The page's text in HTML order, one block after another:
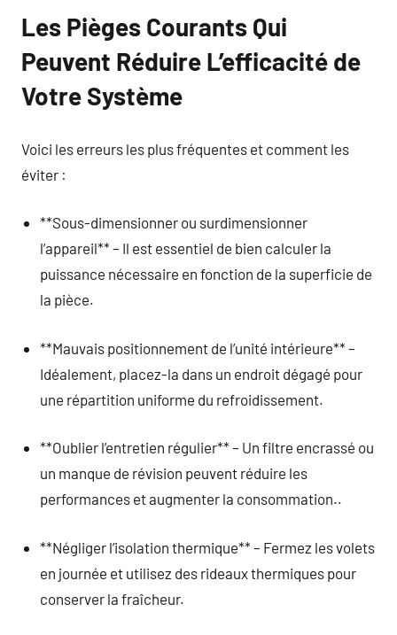
Les Pièges Courants Qui
Peuvent Réduire L’efficacité de
Votre Système
Voici les erreurs les plus fréquentes et comment les
éviter :
**Sous-dimensionner ou surdimensionner
l’appareil** – Il est essentiel de bien calculer la
puissance nécessaire en fonction de la superficie de
la pièce.
**Mauvais positionnement de l’unité intérieure** –
Idéalement, placez-la dans un endroit dégagé pour
une répartition uniforme du refroidissement.
**Oublier l’entretien régulier** – Un filtre encrassé ou
un manque de révision peuvent réduire les
performances et augmenter la consommation..
**Négliger l’isolation thermique** – Fermez les volets
en journée et utilisez des rideaux thermiques pour
conserver la fraîcheur.